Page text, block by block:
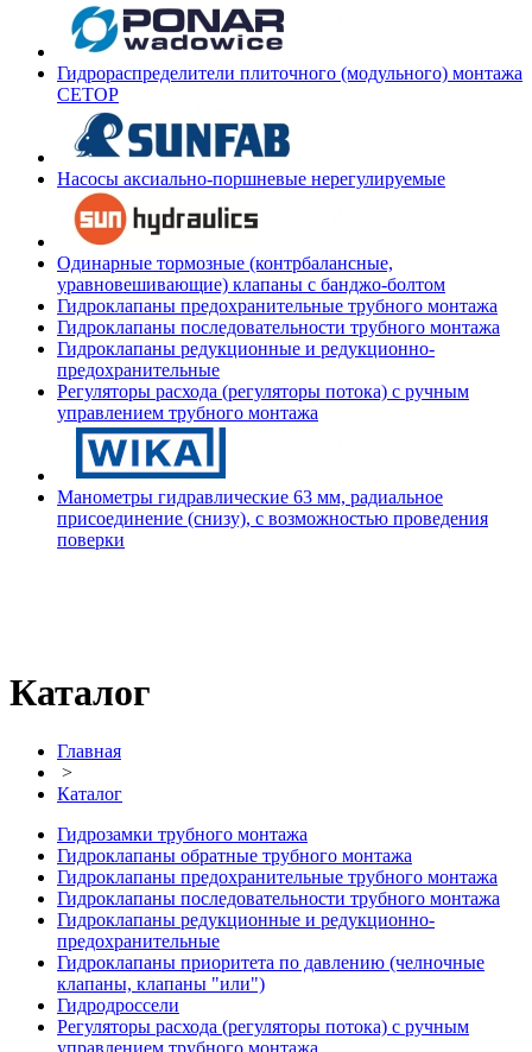
Гидрораспределители плиточного (модульного) монтажа
СЕТОР
Насосы аксиально-поршневые нерегулируемые
Одинарные тормозные (контрбалансные,
уравновешивающие) клапаны с банджо-болтом
Гидроклапаны предохранительные трубного монтажа
Гидроклапаны последовательности трубного монтажа
Гидроклапаны редукционные и редукционно-
предохранительные
Регуляторы расхода (регуляторы потока) с ручным
управлением трубного монтажа
Манометры гидравлические 63 мм, радиальное
присоединение (снизу), с возможностью проведения
поверки
Каталог
Главная
>
Каталог
Гидрозамки трубного монтажа
Гидроклапаны обратные трубного монтажа
Гидроклапаны предохранительные трубного монтажа
Гидроклапаны последовательности трубного монтажа
Гидроклапаны редукционные и редукционно-
предохранительные
Гидроклапаны приоритета по давлению (челночные
клапаны, клапаны "или")
Гидродроссели
Регуляторы расхода (регуляторы потока) с ручным
управлением трубного монтажа